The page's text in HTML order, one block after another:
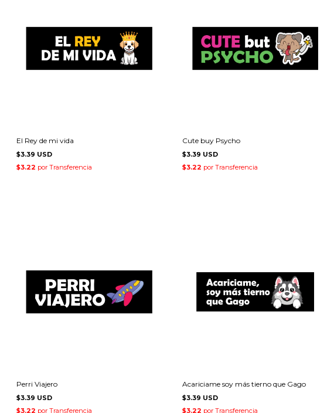
El Rey de mi vida
$3.39 USD
Cute buy Psycho
$3.39 USD
Perri Viajero
$3.39 USD
Acariciame soy más tierno que Gago
$3.39 USD